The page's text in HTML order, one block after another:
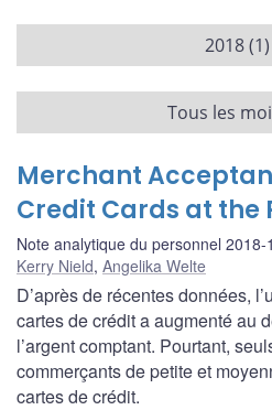
2018 (1)
Tous les
Merchant
Credit Cards at the
Note analytique du personnel 2018-1
Kerry Nield, Angelika Welte
D’après de récentes données,
cartes de crédit a augmenté au
l’argent comptant. Pourtant,
commerçants de petite et
cartes de crédit.